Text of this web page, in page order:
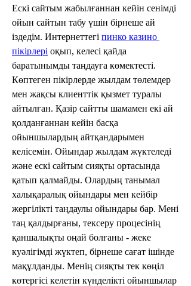
Ескі сайтым жабылғаннан кейін сенімді
ойын сайтын табу үшін бірнеше ай
іздедім. Интернеттегі пинко казино
пікірлері оқып, келесі қайда
баратынымды таңдауға көмектесті.
Көптеген пікірлерде жылдам төлемдер
мен жақсы клиенттік қызмет туралы
айтылған. Қазір сайтты шамамен екі ай
қолданғаннан кейін басқа
ойыншылардың айтқандарымен
келісемін. Ойындар жылдам жүктеледі
және ескі сайтым сияқты ортасында
қатып қалмайды. Олардың танымал
халықаралық ойындары мен кейбір
жергілікті таңдаулы ойындары бар. Мені
таң қалдырғаны, тексеру процесінің
қаншалықты оңай болғаны - жеке
куәлігімді жүктеп, бірнеше сағат ішінде
мақұлданды. Менің сияқты тек көңіл
көтергісі келетін күнделікті ойыншылар